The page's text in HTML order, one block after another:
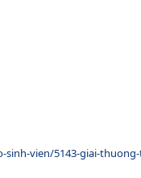
vien/5143-giai-